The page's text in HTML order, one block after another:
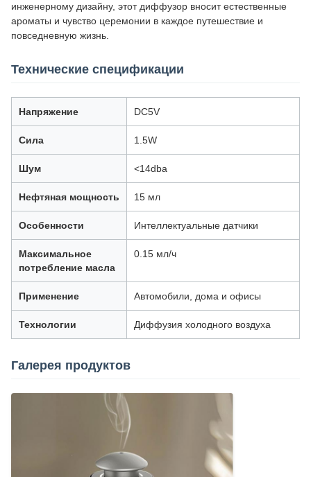
инженерному дизайну, этот диффузор вносит естественные
ароматы и чувство церемонии в каждое путешествие и
повседневную жизнь.
Технические спецификации
Напряжение DC5V
Сила 1.5W
Шум <14dba
Нефтяная мощность 15 мл
Особенности Интеллектуальные датчики
Максимальное
потребление масла
0.15 мл/ч
Применение Автомобили, дома и офисы
Технологии Диффузия холодного воздуха
Галерея продуктов